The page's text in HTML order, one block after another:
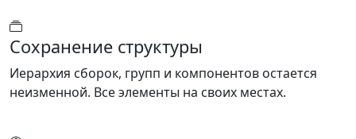
Сохранение структуры
Иерархия сборок, групп и компонентов остается
неизменной. Все элементы на своих местах.